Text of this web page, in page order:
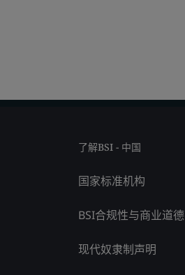
了解BSI - 中国
国家标准机构
BSI合规性与商业道德
现代奴隶制声明